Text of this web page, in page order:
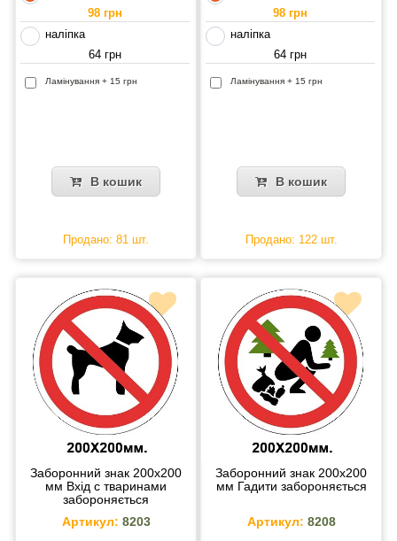
98 грн
наліпка
64 грн
Ламінування + 15 грн
В кошик
Продано: 81 шт.
98 грн
наліпка
64 грн
Ламінування + 15 грн
В кошик
Продано: 122 шт.
Заборонний знак 200х200
мм Вхід с тваринами
забороняється
Артикул: 8203
Заборонний знак 200х200
мм Гадити забороняється
Артикул: 8208